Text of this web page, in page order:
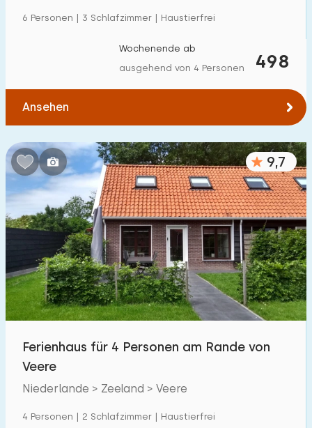
Einfamilienhaus
Tiny house 3
Hausboot 0
Kinderfreundlich
Kindermöbel 111
Eingezäunter Garten 45
Spielgeräte im Garten 72
Hallenbad 8
Kinderanimation
Kindereinrichtungen im Park
6 Personen | 3 Schlafzimmer | Haustierfrei
498
Wochenende ab
ausgehend von 4 Personen
Ansehen
9,7
Ferienhaus für 4 Personen am Rande von
Veere
Niederlande > Zeeland > Veere
4 Personen | 2 Schlafzimmer | Haustierfrei